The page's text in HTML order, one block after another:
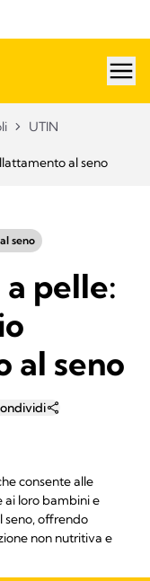
UTIN
al seno
seno
pelle:
al seno
consente alle
ai loro bambini e
seno, offrendo
non nutritiva e